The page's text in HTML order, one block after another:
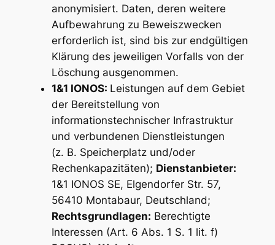
anonymisiert. Daten, deren weitere
Aufbewahrung zu Beweiszwecken
erforderlich ist, sind bis zur endgültigen
Klärung des jeweiligen Vorfalls von der
Löschung ausgenommen.
1&1 IONOS: Leistungen auf dem Gebiet
der Bereitstellung von
informationstechnischer Infrastruktur
und verbundenen Dienstleistungen
(z. B. Speicherplatz und/oder
Rechenkapazitäten); Dienstanbieter:
1&1 IONOS SE, Elgendorfer Str. 57,
56410 Montabaur, Deutschland;
Rechtsgrundlagen: Berechtigte
Interessen (Art. 6 Abs. 1 S. 1 lit. f)